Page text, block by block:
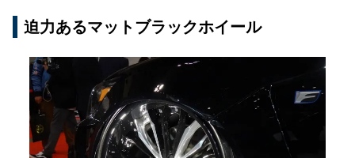
迫力あるマットブラックホイール